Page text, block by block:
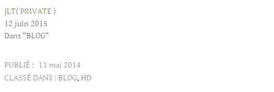
JLT( PRIVATE )
12 juin 2015
Dans "BLOG"
PUBLIÉ : 13 mai 2014
CLASSÉ DANS :BLOG,HD